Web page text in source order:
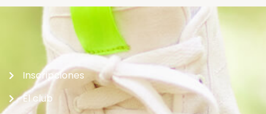
Inscripciones
El club